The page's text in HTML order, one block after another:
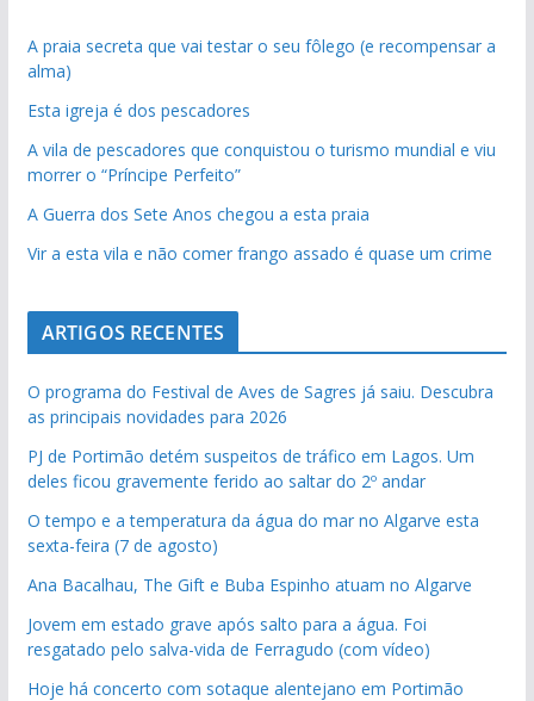
A praia secreta que vai testar o seu fôlego (e recompensar a
alma)
Esta igreja é dos pescadores
A vila de pescadores que conquistou o turismo mundial e viu
morrer o “Príncipe Perfeito”
A Guerra dos Sete Anos chegou a esta praia
Vir a esta vila e não comer frango assado é quase um crime
ARTIGOS RECENTES
O programa do Festival de Aves de Sagres já saiu. Descubra
as principais novidades para 2026
PJ de Portimão detém suspeitos de tráfico em Lagos. Um
deles ficou gravemente ferido ao saltar do 2º andar
O tempo e a temperatura da água do mar no Algarve esta
sexta-feira (7 de agosto)
Ana Bacalhau, The Gift e Buba Espinho atuam no Algarve
Jovem em estado grave após salto para a água. Foi
resgatado pelo salva-vida de Ferragudo (com vídeo)
Hoje há concerto com sotaque alentejano em Portimão